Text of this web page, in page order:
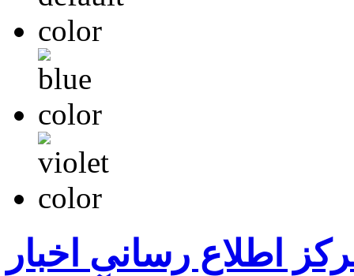
اطلاع رسانی اخبار